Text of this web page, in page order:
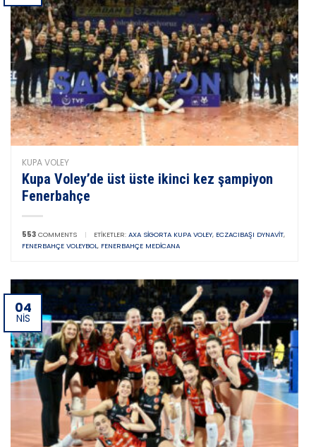
KUPA VOLEY
Kupa Voley’de üst üste ikinci kez şampiyon
Fenerbahçe
553 COMMENTS | ETIKETLER: AXA SIGORTA KUPA VOLEY, ECZACIBAŞI DYNAVIT,
FENERBAHÇE VOLEYBOL, FENERBAHÇE MEDICANA
04
NIS